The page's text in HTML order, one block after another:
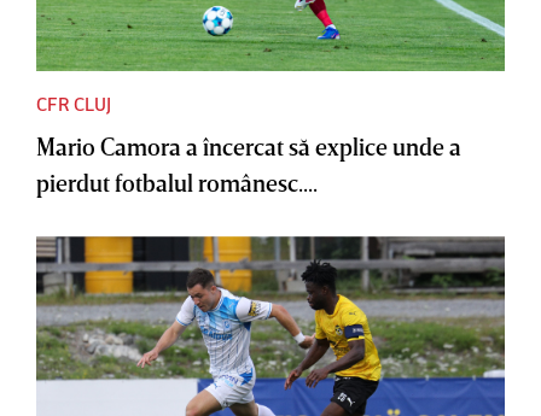
CFR CLUJ
Mario Camora a încercat să explice unde a
pierdut fotbalul românesc....